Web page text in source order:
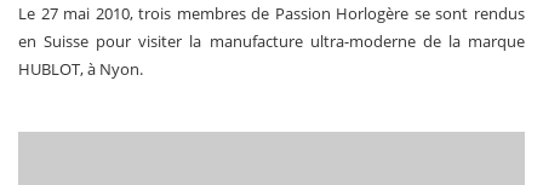
Le 27 mai 2010, trois membres de Passion Horlogère se sont rendus
en Suisse pour visiter la manufacture ultra-moderne de la marque
HUBLOT, à Nyon.